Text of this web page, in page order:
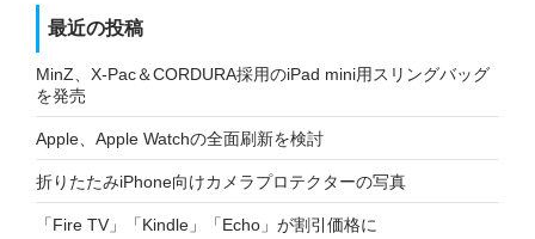
最近の投稿
MinZ、X-Pac＆CORDURA採用のiPad mini用スリングバッグ
を発売
Apple、Apple Watchの全面刷新を検討
折りたたみiPhone向けカメラプロテクターの写真
「Fire TV」「Kindle」「Echo」が割引価格に